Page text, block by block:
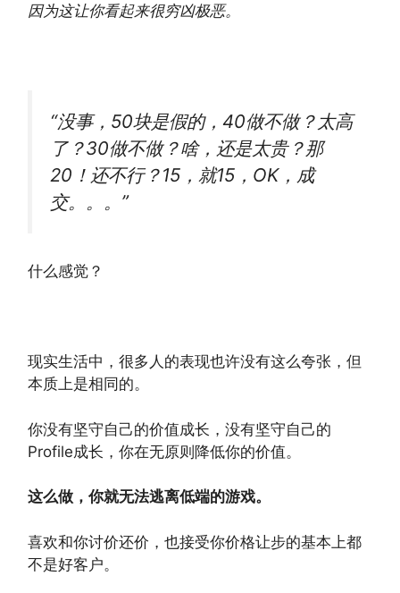
因为这让你看起来很穷凶极恶。
“没事，50块是假的，40做不做？太高
了？30做不做？啥，还是太贵？那
20！还不行？15，就15，OK，成
交。。。”
什么感觉？
现实生活中，很多人的表现也许没有这么夸张，但
本质上是相同的。
你没有坚守自己的价值成长，没有坚守自己的
Profile成长，你在无原则降低你的价值。
这么做，你就无法逃离低端的游戏。
喜欢和你讨价还价，也接受你价格让步的基本上都
不是好客户。